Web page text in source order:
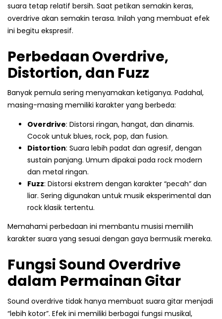
suara tetap relatif bersih. Saat petikan semakin keras,
overdrive akan semakin terasa. Inilah yang membuat efek
ini begitu ekspresif.
Perbedaan Overdrive,
Distortion, dan Fuzz
Banyak pemula sering menyamakan ketiganya. Padahal,
masing-masing memiliki karakter yang berbeda:
Overdrive: Distorsi ringan, hangat, dan dinamis.
Cocok untuk blues, rock, pop, dan fusion.
Distortion: Suara lebih padat dan agresif, dengan
sustain panjang. Umum dipakai pada rock modern
dan metal ringan.
Fuzz: Distorsi ekstrem dengan karakter “pecah” dan
liar. Sering digunakan untuk musik eksperimental dan
rock klasik tertentu.
Memahami perbedaan ini membantu musisi memilih
karakter suara yang sesuai dengan gaya bermusik mereka.
Fungsi Sound Overdrive
dalam Permainan Gitar
Sound overdrive tidak hanya membuat suara gitar menjadi
“lebih kotor”. Efek ini memiliki berbagai fungsi musikal,